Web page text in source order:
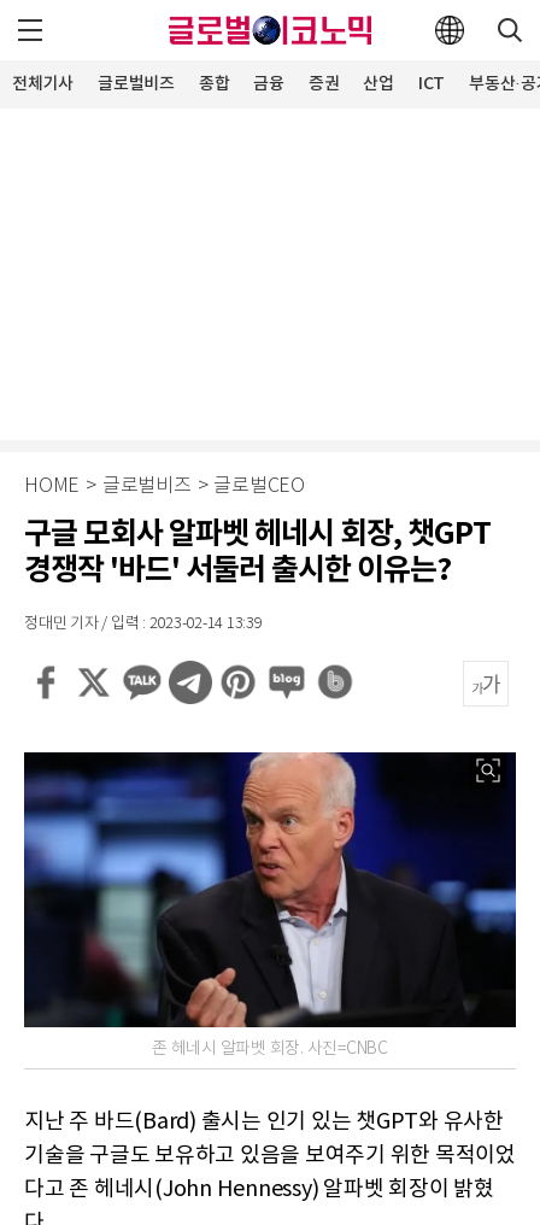
전체기사 글로벌비즈 종합 금융 증권 산업 ICT 부동산·
HOME > 글로벌비즈 > 글로벌CEO
구글 모회사 알파벳 헤네시 회장, 챗GPT
경쟁작 '바드' 서둘러 출시한 이유는?
정대민 기자 / 입력 : 2023-02-14 13:39
존 헤네시 알파벳 회장. 사진=CNBC
지난 주 바드(Bard) 출시는 인기 있는 챗GPT와 유사한
기술을 구글도 보유하고 있음을 보여주기 위한 목적이었
다고 존 헤네시(John Hennessy) 알파벳 회장이 밝혔